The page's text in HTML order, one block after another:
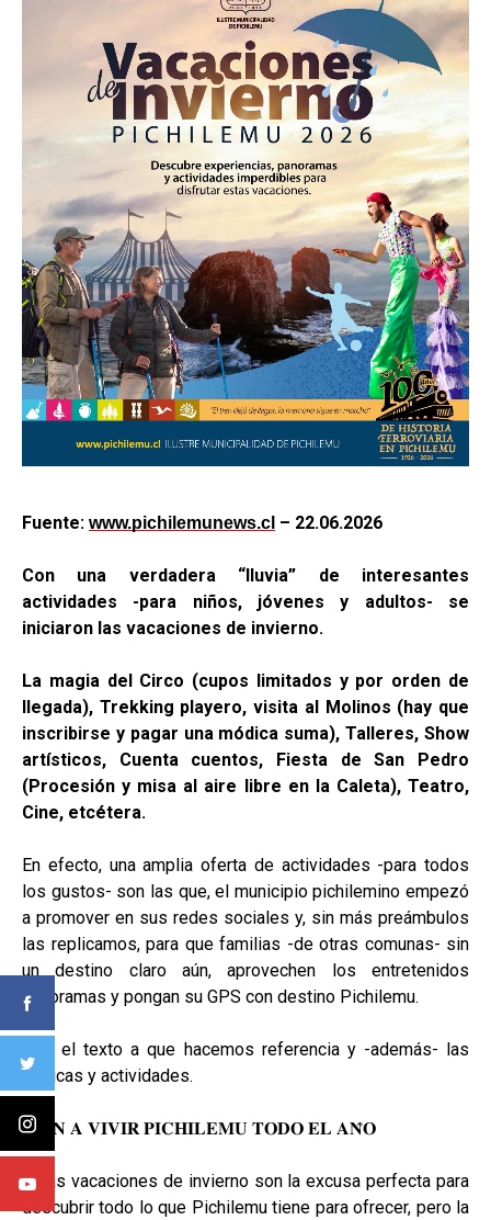
Fuente: www.pichilemunews.cl – 22.06.2026
Con una verdadera “lluvia” de interesantes
actividades -para niños, jóvenes y adultos- se
iniciaron las vacaciones de invierno.
La magia del Circo (cupos limitados y por orden de
llegada), Trekking playero, visita al Molinos (hay que
inscribirse y pagar una módica suma), Talleres, Show
artísticos, Cuenta cuentos, Fiesta de San Pedro
(Procesión y misa al aire libre en la Caleta), Teatro,
Cine, etcétera.
En efecto, una amplia oferta de actividades -para todos
los gustos- son las que, el municipio pichilemino empezó
a promover en sus redes sociales y, sin más preámbulos
las replicamos, para que familias -de otras comunas- sin
un destino claro aún, aprovechen los entretenidos
panoramas y pongan su GPS con destino Pichilemu.
Acá, el texto a que hacemos referencia y -además- las
gráficas y actividades.
“𝐕𝐄𝐍 𝐀 𝐕𝐈𝐕𝐈𝐑 𝐏𝐈𝐂𝐇𝐈𝐋𝐄𝐌𝐔 𝐓𝐎𝐃𝐎 𝐄𝐋 𝐀𝐍̃𝐎
Estas vacaciones de invierno son la excusa perfecta para
descubrir todo lo que Pichilemu tiene para ofrecer, pero la